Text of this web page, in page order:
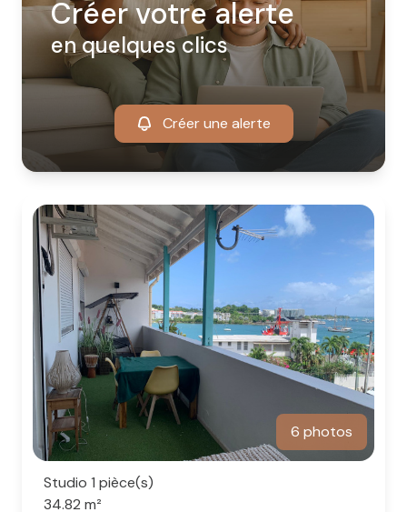
Créer votre alerte
en quelques clics
Créer une alerte
6 photos
Studio 1 pièce(s)
34.82 m²